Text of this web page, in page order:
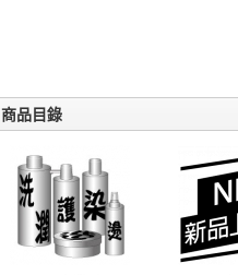
商品目錄